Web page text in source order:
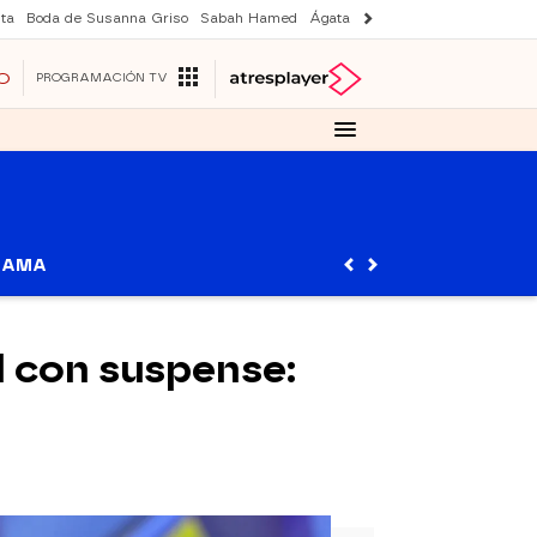
Boda de Susanna Griso Sabah Hamed Ágata y Lola
PROGRAMACIÓN TV
con suspense: